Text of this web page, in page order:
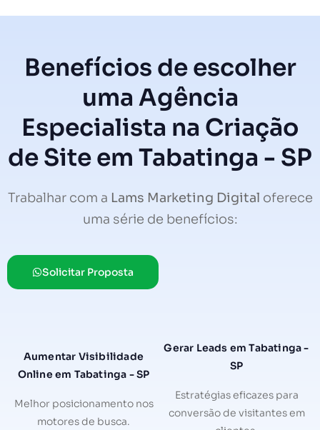
Benefícios de escolher
uma Agência
Especialista na Criação
de Site em Tabatinga - SP
Trabalhar com a Lams Marketing Digital oferece
uma série de benefícios:
Solicitar Proposta
Aumentar Visibilidade
Online em Tabatinga - SP
Melhor posicionamento nos
motores de busca.
Gerar Leads em Tabatinga -
SP
Estratégias eficazes para
conversão de visitantes em